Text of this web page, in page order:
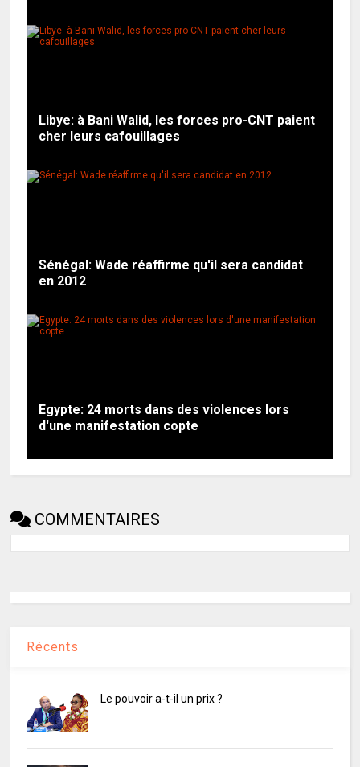
Libye: à Bani Walid, les forces pro-CNT paient
cher leurs cafouillages
Sénégal: Wade réaffirme qu'il sera candidat
en 2012
Egypte: 24 morts dans des violences lors
d'une manifestation copte
COMMENTAIRES
Récents
Le pouvoir a-t-il un prix ?